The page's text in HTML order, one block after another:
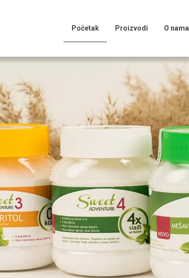
Početak(current)Proizvodi O nama